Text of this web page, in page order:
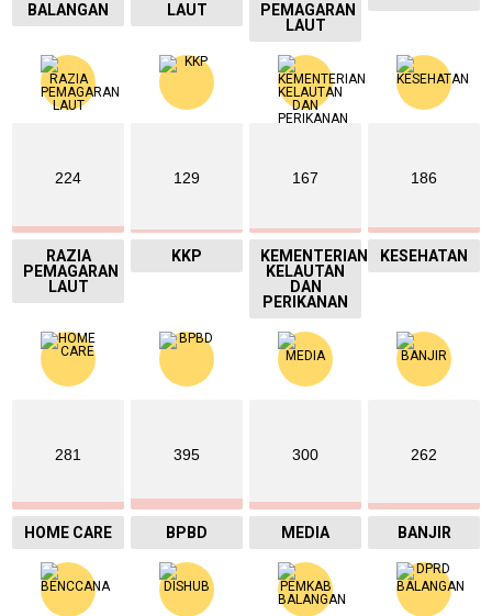
BALANGAN
LAUT
PEMAGARAN
LAUT
224
RAZIA
PEMAGARAN
LAUT
129
KKP
167
KEMENTERIAN
KELAUTAN
DAN
PERIKANAN
186
KESEHATAN
281
HOME CARE
395
BPBD
300
MEDIA
262
BANJIR